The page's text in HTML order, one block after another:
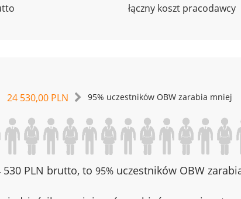
łączny koszt pracodawcy
24 530,00 PLN 95% uczestników OBW zarabia mniej
530 PLN brutto, to 95% uczestników OBW